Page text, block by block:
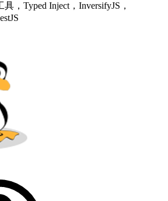
，Typed Inject，InversifyJS，